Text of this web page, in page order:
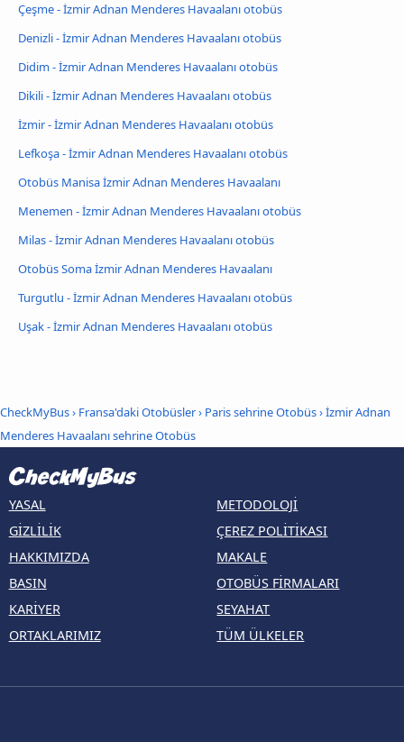
Çeşme - İzmir Adnan Menderes Havaalanı otobüs
Denizli - İzmir Adnan Menderes Havaalanı otobüs
Didim - İzmir Adnan Menderes Havaalanı otobüs
Dikili - İzmir Adnan Menderes Havaalanı otobüs
İzmir - İzmir Adnan Menderes Havaalanı otobüs
Lefkoşa - İzmir Adnan Menderes Havaalanı otobüs
Otobüs Manisa İzmir Adnan Menderes Havaalanı
Menemen - İzmir Adnan Menderes Havaalanı otobüs
Milas - İzmir Adnan Menderes Havaalanı otobüs
Otobüs Soma İzmir Adnan Menderes Havaalanı
Turgutlu - İzmir Adnan Menderes Havaalanı otobüs
Uşak - İzmir Adnan Menderes Havaalanı otobüs
CheckMyBus› Fransa'daki Otobüsler› Paris sehrine Otobüs›İzmir Adnan
Menderes Havaalanı sehrine Otobüs
YASAL
GIZLILIK
HAKKIMIZDA
BASIN
KARIYER
ORTAKLARIMIZ
METODOLOJI
ÇEREZ POLITIKASI
MAKALE
OTOBÜS FIRMALARI
SEYAHAT
TÜM ÜLKELER